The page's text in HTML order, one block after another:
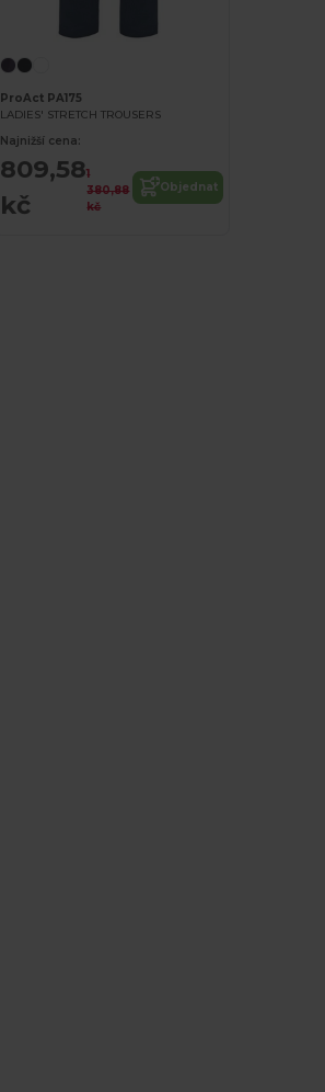
ProAct PA175
LADIES' STRETCH TROUSERS
Najnižší cena:
809,58
kč
1
380,88
kč
Objednat